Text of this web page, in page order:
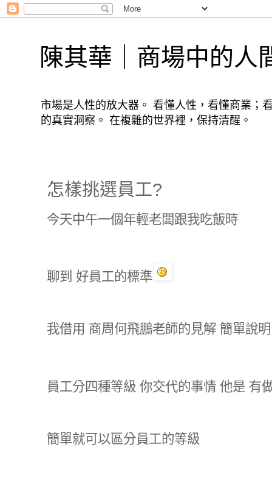
陳其華｜商場中的人
市場是人性的放大器。 看懂人性，看懂商業；
的真實洞察。 在複雜的世界裡，保持清醒。
怎樣挑選員工?
今天中午一個年輕老闆跟我吃飯時
聊到 好員工的標準
我借用 商周何飛鵬老師的見解 簡單說
員工分四種等級 你交代的事情 他是 有
簡單就可以區分員工的等級